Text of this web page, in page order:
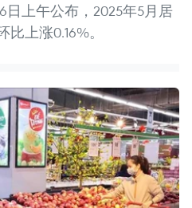
上午公布，2025年5月居
上涨0.16%。